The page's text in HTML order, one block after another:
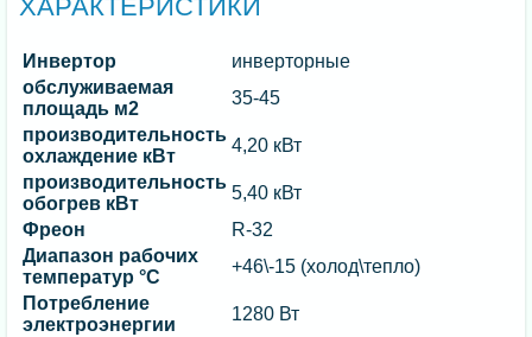
ХАРАКТЕРИСТИКИ
Инвертор
инверторные
обслуживаемая
площадь м2
35-45
производительность
охлаждение кВт
4,20 кВт
производительность
обогрев кВт
5,40 кВт
Фреон
R-32
Диапазон рабочих
температур °C
+46\-15 (холод\тепло)
Потребление
электроэнергии
1280 Вт